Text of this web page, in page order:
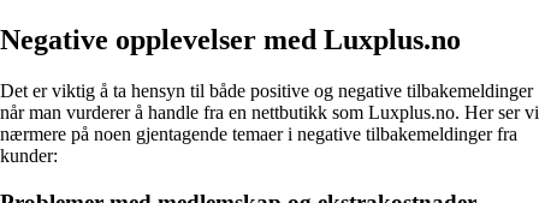
Negative opplevelser med Luxplus.no
Det er viktig å ta hensyn til både positive og negative tilbakemeldinger
når man vurderer å handle fra en nettbutikk som Luxplus.no. Her ser vi
nærmere på noen gjentagende temaer i negative tilbakemeldinger fra
kunder: